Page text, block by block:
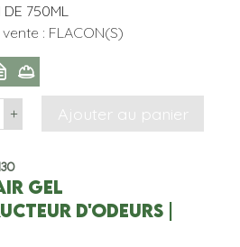
750ML
: FLACON(S)
+ Ajouter au panier
GEL
D'ODEURS |